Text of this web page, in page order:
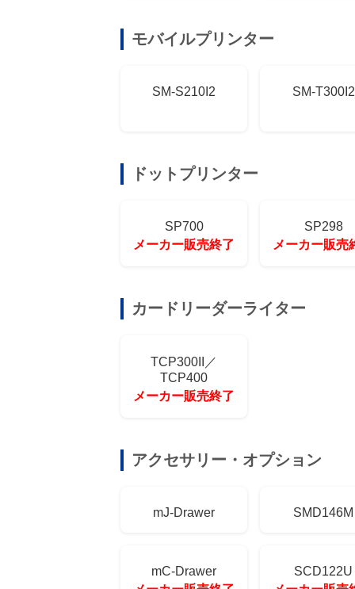
モバイルプリンター
SM-S210I2 SM-T300I2
ドットプリンター
SP700
メーカー販売終了
SP298
メーカー販売
カードリーダーライター
TCP300II／
TCP400
メーカー販売終了
アクセサリー・オプション
mJ-Drawer SMD146M
mC-Drawer
SCD122U